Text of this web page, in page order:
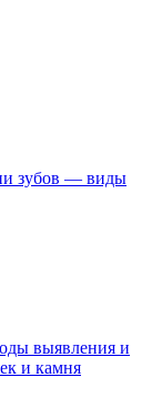
зубов — виды
выявления и
и камня